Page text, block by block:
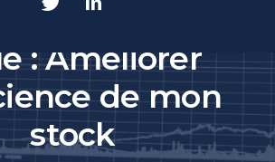
et
: Améliorer
de mon
stock